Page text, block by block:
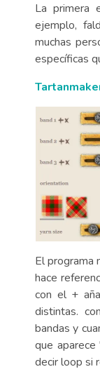
La primera
ejemplo,
muchas
específicas
El programa
hace
con el +
distintas.
bandas y
que
decir loop si